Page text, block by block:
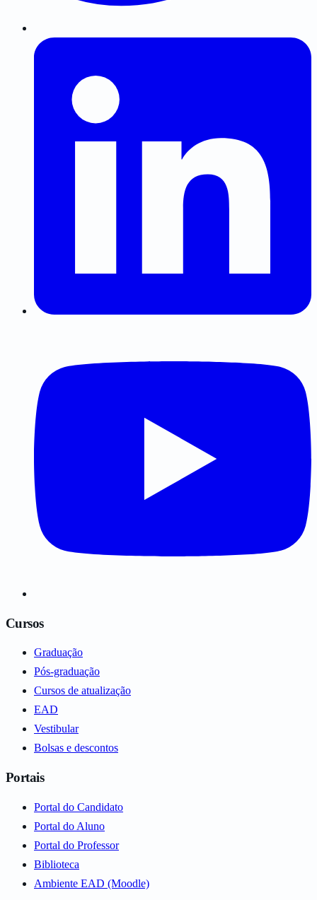
Cursos
Graduação
Pós-graduação
Cursos de atualização
EAD
Vestibular
Bolsas e descontos
Portais
Portal do Candidato
Portal do Aluno
Portal do Professor
Biblioteca
Ambiente EAD (Moodle)